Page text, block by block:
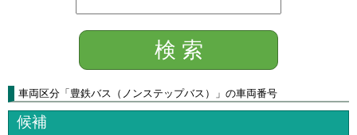
車両区分 「 豊鉄バス（ノンステップバス） 」 の車両番号
候補